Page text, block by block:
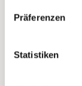
Präferenzen
Statistiken
Neue
Mailings